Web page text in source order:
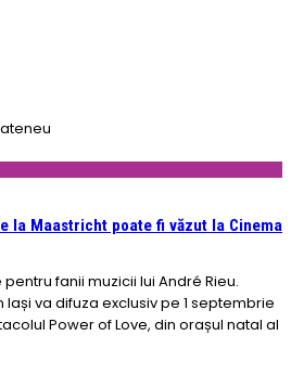
la Maastricht poate fi văzut la Cinema
fanii muzicii lui André Rieu.
va difuza exclusiv pe 1 septembrie
Power of Love, din orașul natal al